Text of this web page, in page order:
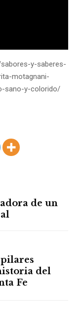
y-saberes-
motagnani-
sano-y-colorido/
de un
del
Fe